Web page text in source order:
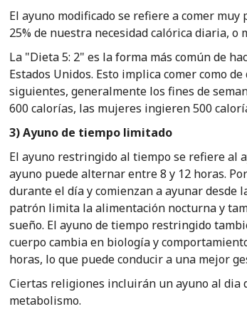
El ayuno modificado se refiere a comer
25% de nuestra necesidad calórica diaria, o
La "Dieta 5: 2" es la forma más común de
Estados Unidos. Esto implica comer como
siguientes, generalmente los fines de
600 calorías, las mujeres ingieren 500
3) Ayuno de tiempo limitado
El ayuno restringido al tiempo se refiere al
ayuno puede alternar entre 8 y 12 horas.
durante el día y comienzan a ayunar desde
patrón limita la alimentación nocturna y
sueño. El ayuno de tiempo restringido
cuerpo cambia en biología y
horas, lo que puede conducir a una mejor
Ciertas religiones incluirán un ayuno al dia
metabolismo.